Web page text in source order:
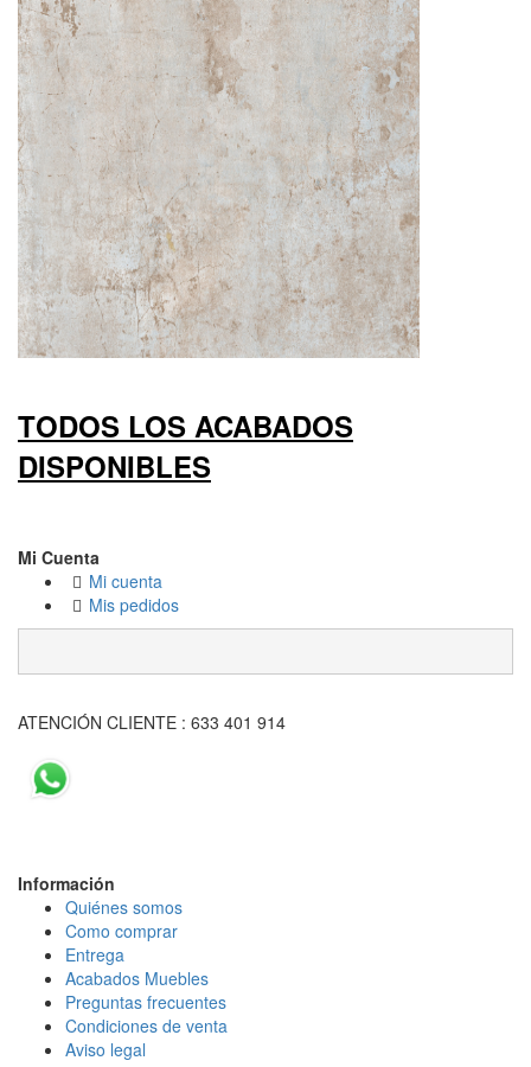
TODOS LOS ACABADOS
DISPONIBLES
Mi Cuenta
Mi cuenta
Mis pedidos
ATENCIÓN CLIENTE : 633 401 914
Información
Quiénes somos
Como comprar
Entrega
Acabados Muebles
Preguntas frecuentes
Condiciones de venta
Aviso legal